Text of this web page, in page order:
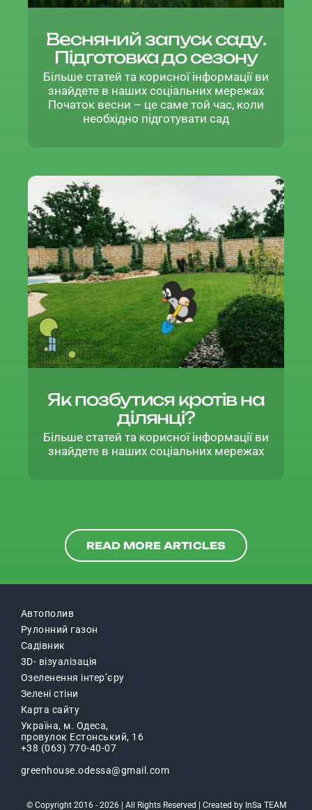
Весняний запуск саду.
Підготовка до сезону
Більше статей та корисної інформації ви
знайдете в наших соціальних мережах
Початок весни – це саме той час, коли
необхідно підготувати сад
Як позбутися кротів на
ділянці?
Більше статей та корисної інформації ви
знайдете в наших соціальних мережах
READ MORE ARTICLES
Автополив
Рулонний газон
Садівник
3D- вiзуалiзацiя
Озеленення інтер’єру
Зелені стіни
Карта сайту
Україна, м. Одеса,
провулок Естонський, 16
+38 (063) 770-40-07
greenhouse.odessa@gmail.com
© Copyright 2016 - 2026 | All Rights Reserved | Created by InSa TEAM